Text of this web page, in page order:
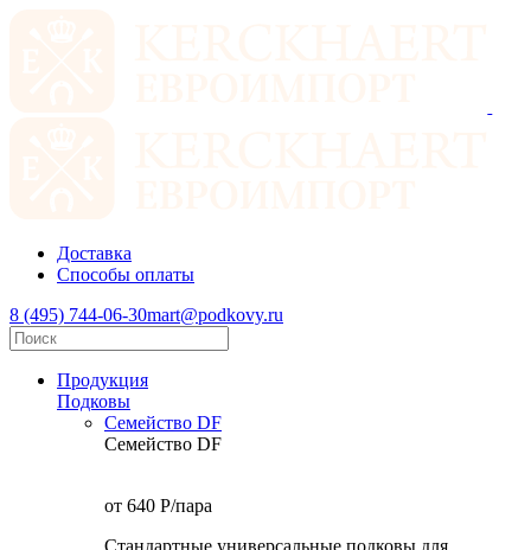
Доставка
Способы оплаты
8 (495) 744-06-30mart@podkovy.ru
Продукция
Подковы
Семейство DF
Семейство DF
от 640 P/пара